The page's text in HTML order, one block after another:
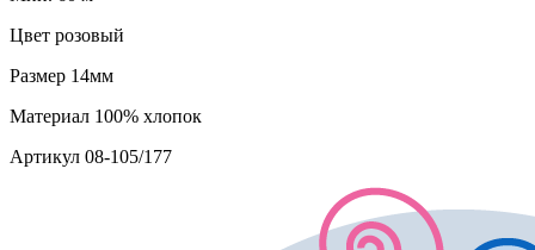
Цвет розовый
Размер 14мм
Материал 100% хлопок
Артикул 08-105/177